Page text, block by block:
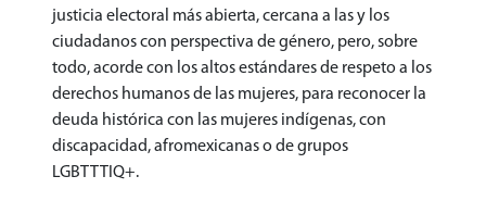
justicia electoral más abierta, cercana a las y los
ciudadanos con perspectiva de género, pero, sobre
todo, acorde con los altos estándares de respeto a los
derechos humanos de las mujeres, para reconocer la
deuda histórica con las mujeres indígenas, con
discapacidad, afromexicanas o de grupos
LGBTTTIQ+.